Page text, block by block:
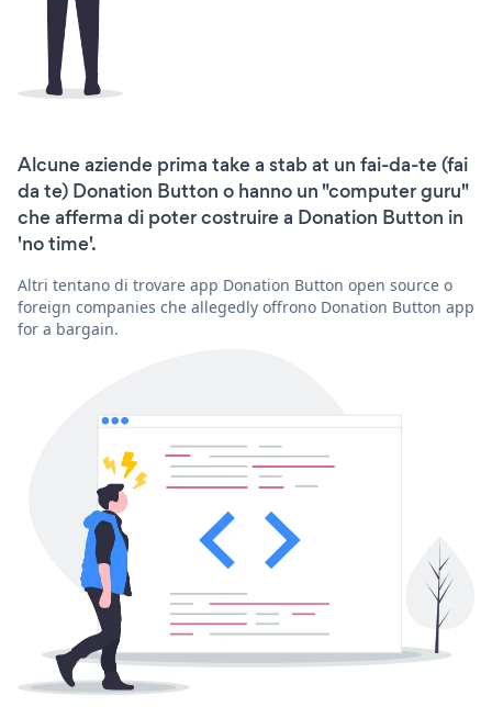
Alcune aziende prima take a stab at un fai-da-te (fai
da te) Donation Button o hanno un "computer guru"
che afferma di poter costruire a Donation Button in
'no time'.
Altri tentano di trovare app Donation Button open source o
foreign companies che allegedly offrono Donation Button app
for a bargain.